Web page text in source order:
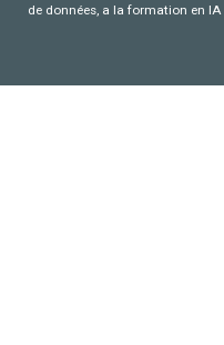
de données, a la formation en